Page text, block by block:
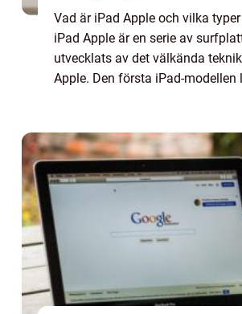
Vad är iPad Apple och vilka
iPad Apple är en serie av
utvecklats av det välkända
Apple. Den första iPad-modellen